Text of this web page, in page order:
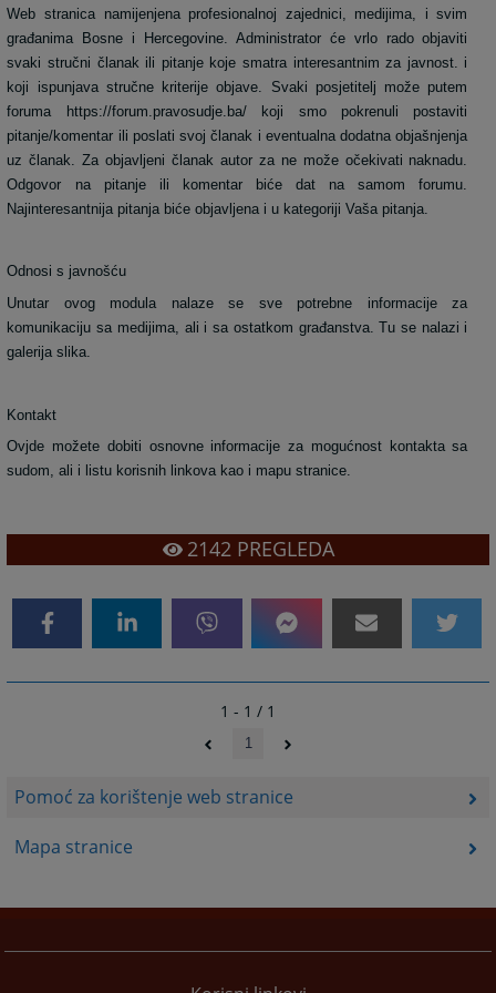
Pomoć za korištenje web stranice
Mapa stranice
Web stranica namijenjena profesionalnoj zajednici, medijima, i svim
građanima Bosne i Hercegovine. Administrator će vrlo rado objaviti
svaki stručni članak ili pitanje koje smatra interesantnim za javnost. i
koji ispunjava stručne kriterije objave. Svaki posjetitelj može putem
foruma https://forum.pravosudje.ba/ koji smo pokrenuli postaviti
pitanje/komentar ili poslati svoj članak i eventualna dodatna objašnjenja
uz članak. Za objavljeni članak autor za ne može očekivati naknadu.
Odgovor na pitanje ili komentar biće dat na samom forumu.
Najinteresantnija pitanja biće objavljena i u kategoriji Vaša pitanja.
Odnosi s javnošću
Unutar ovog modula nalaze se sve potrebne informacije za
komunikaciju sa medijima, ali i sa ostatkom građanstva. Tu se nalazi i
galerija slika.
Kontakt
Ovjde možete dobiti osnovne informacije za mogućnost kontakta sa
sudom, ali i listu korisnih linkova kao i mapu stranice.
2142PREGLEDA
1 - 1 / 1
1